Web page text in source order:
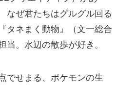
ぜ君たちはグルグル回る
タネまく動物』（文一総合
。水辺の散歩が好き。
でせまる、ポケモンの生